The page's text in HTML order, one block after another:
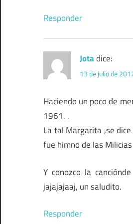
Responder
Jotadice:
13 de julio de
Haciendo un poco de
1961. .
La tal Margarita ,se
fue himno de las
Y conozco la
jajajajaaj, un saludito.
Responder